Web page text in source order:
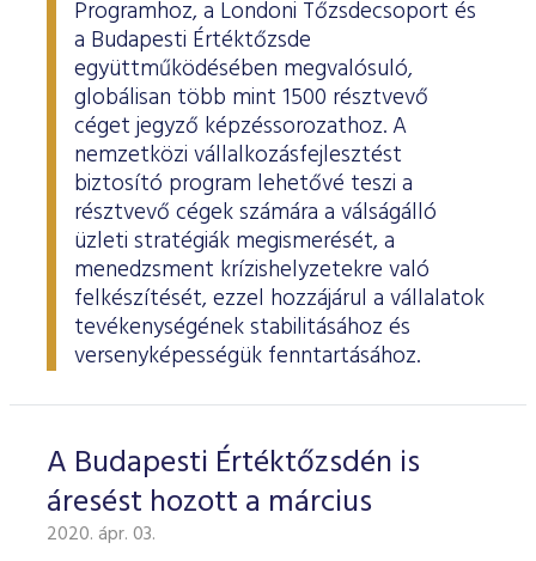
ESG Útmutató
Programhoz, a Londoni Tőzsdecsoport és
a Budapesti Értéktőzsde
együttműködésében megvalósuló,
globálisan több mint 1500 résztvevő
céget jegyző képzéssorozathoz. A
nemzetközi vállalkozásfejlesztést
biztosító program lehetővé teszi a
résztvevő cégek számára a válságálló
üzleti stratégiák megismerését, a
menedzsment krízishelyzetekre való
felkészítését, ezzel hozzájárul a vállalatok
tevékenységének stabilitásához és
versenyképességük fenntartásához.
A Budapesti Értéktőzsdén is
áresést hozott a március
2020. ápr. 03.